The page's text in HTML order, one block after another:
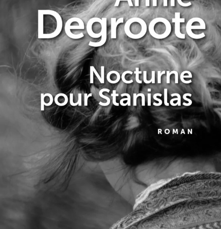
Nocturne pour Stanislas
Annie Degroote